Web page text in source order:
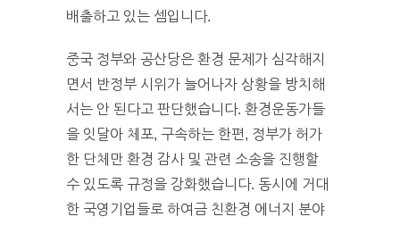
배출하고 있는 셈입니다.
중국 정부와 공산당은 환경 문제가 심각해지
면서 반정부 시위가 늘어나자 상황을 방치해
서는 안 된다고 판단했습니다. 환경운동가들
을 잇달아 체포, 구속하는 한편, 정부가 허가
한 단체만 환경 감사 및 관련 소송을 진행할
수 있도록 규정을 강화했습니다. 동시에 거대
한 국영기업들로 하여금 친환경 에너지 분야